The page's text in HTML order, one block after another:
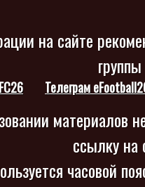
на сайте
Телеграм
материалов
ссылку на
часовой